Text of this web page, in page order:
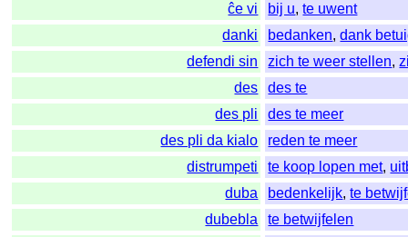
ĉe vi
bij u,te uwent
danki
bedanken,dank
defendi sin
zich te weer stellen,
des
des te
des pli
des te meer
des pli da kialo
reden te meer
distrumpeti
te koop lopen met,
duba
bedenkelijk,te
dubebla
te betwijfelen